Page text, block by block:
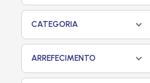
CATEGORIA
ARREFECIMENTO